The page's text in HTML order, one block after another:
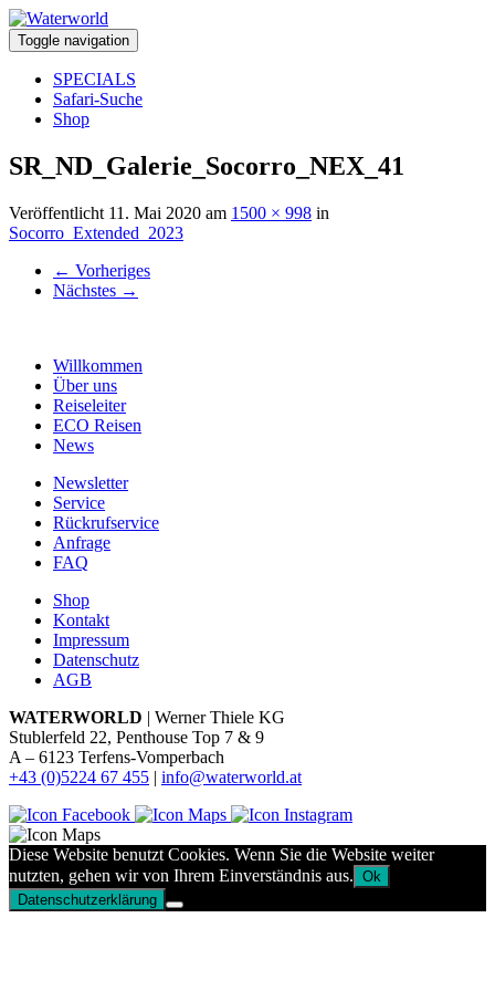
Toggle navigation
SPECIALS
Safari-Suche
Shop
SR_ND_Galerie_Socorro_NEX_41
Veröffentlicht 11. Mai 2020 am 1500 × 998 in
Socorro_Extended_2023
← Vorheriges
Nächstes →
Willkommen
Über uns
Reiseleiter
ECO Reisen
News
Newsletter
Service
Rückrufservice
Anfrage
FAQ
Shop
Kontakt
Impressum
Datenschutz
AGB
WATERWORLD | Werner Thiele KG
Stublerfeld 22, Penthouse Top 7 & 9
A – 6123 Terfens-Vomperbach
+43 (0)5224 67 455 | info@waterworld.at
Diese Website benutzt Cookies. Wenn Sie die Website weiter
nutzten, gehen wir von Ihrem Einverständnis aus. Ok
Datenschutzerklärung